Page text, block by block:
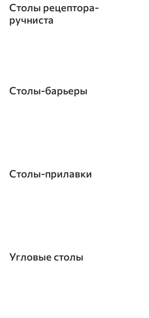
Столы рецептора-
ручниста
Столы-барьеры
Столы-прилавки
Угловые столы